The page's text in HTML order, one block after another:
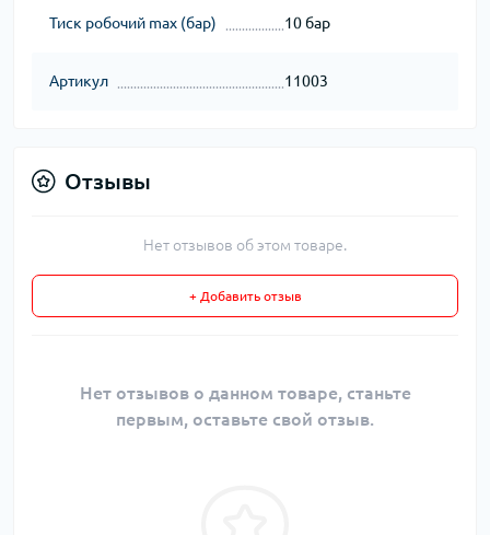
Тиск робочий max (бар) 10 бар
Артикул 11003
Отзывы
Нет отзывов об этом товаре.
+ Добавить отзыв
Нет отзывов о данном товаре, станьте
первым, оставьте свой отзыв.